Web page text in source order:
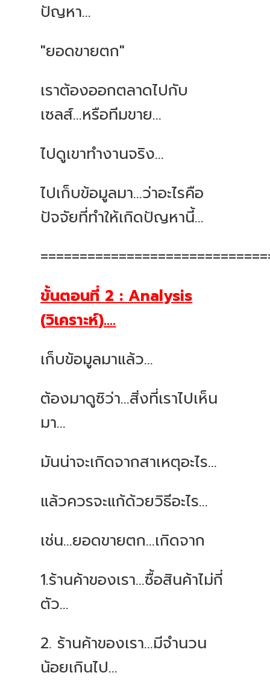
ปัญหา...
"ยอดขายตก"
เราต้องออกตลาดไปกับ
เซลส์...หรือทีมขาย...
ไปดูเขาทำงานจริง...
ไปเก็บข้อมูลมา...ว่าอะไรคือ
ปัจจัยที่ทำให้เกิดปัญหานี้...
ขั้นตอนที่2 : Analysis
(วิเคราะห์)....
เก็บข้อมูลมาแล้ว...
ต้องมาดูซิว่า...สิ่งที่เราไปเห็น
มา...
มันน่าจะเกิดจากสาเหตุอะไร...
แล้วควรจะแก้ด้วยวิธีอะไร...
เช่น...ยอดขายตก...เกิดจาก
1.ร้านค้าของเรา...ซื้อสินค้าไม่กี่
ตัว...
2. ร้านค้าของเรา...มีจำนวน
น้อยเกินไป...